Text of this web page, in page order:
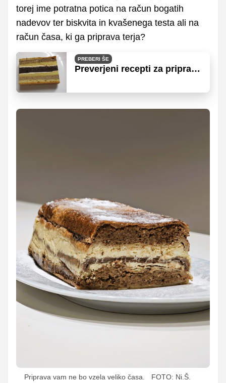
torej ime potratna potica na račun bogatih
nadevov ter biskvita in kvašenega testa ali na
račun časa, ki ga priprava terja?
PREBERI ŠE
Preverjeni recepti za pripravo
Priprava vam ne bo vzela veliko časa. FOTO: Ni.Š.